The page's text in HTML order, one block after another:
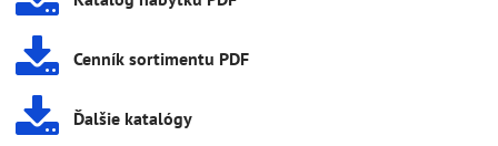
Cenník sortimentu PDF
Ďalšie katalógy